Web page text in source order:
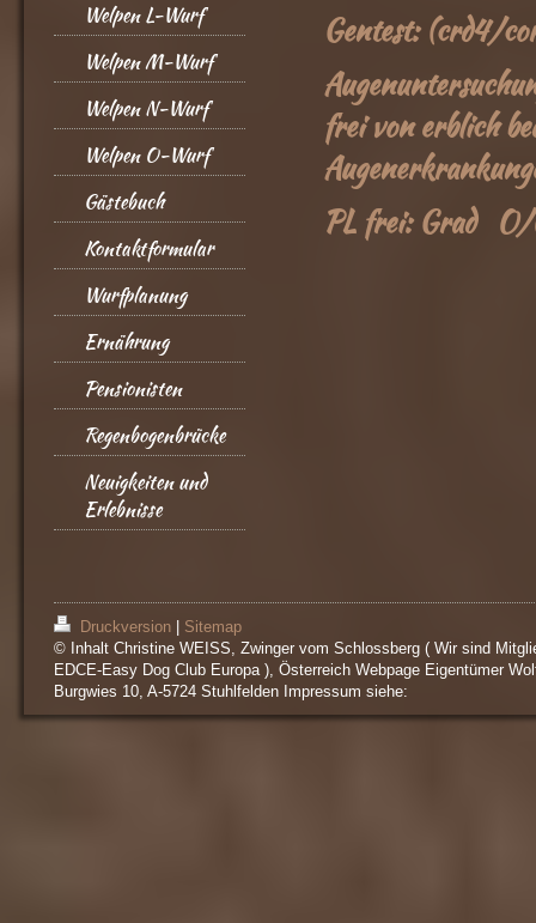
Welpen L-Wurf
Welpen M-Wurf
Welpen N-Wurf
Welpen O-Wurf
Gästebuch
Kontaktformular
Wurfplanung
Ernährung
Pensionisten
Regenbogenbrücke
Neuigkeiten und
Erlebnisse
Gentest: (crd4/
frei von erblich
PL frei: Grad
Druckversion
Sitemap
© Inhalt Christine WEISS, Zwinger vom Schlossberg ( Wir sind
EDCE-Easy Dog Club Europa ), Österreich Webpage Eigentümer
Burgwies 10, A-5724 Stuhlfelden Impressum siehe: